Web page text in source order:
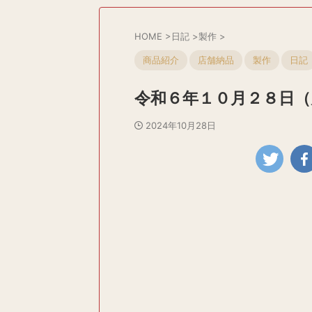
HOME >日記 >製作 >
商品紹介 店舗納品 製作 日記
令和６年１０月２８日
2024年10月28日